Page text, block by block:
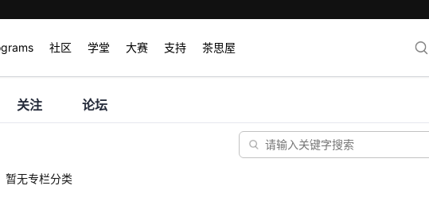
社区 学堂 大赛 支持 茶思屋
关注 论坛
暂无专栏分类